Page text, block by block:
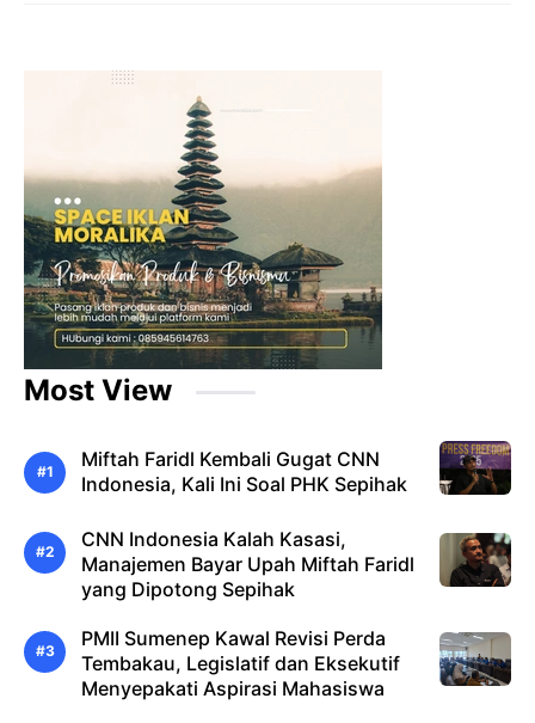
Most View
Miftah Faridl Kembali Gugat CNN
Indonesia, Kali Ini Soal PHK Sepihak
CNN Indonesia Kalah Kasasi,
Manajemen Bayar Upah Miftah Faridl
yang Dipotong Sepihak
PMII Sumenep Kawal Revisi Perda
Tembakau, Legislatif dan Eksekutif
Menyepakati Aspirasi Mahasiswa